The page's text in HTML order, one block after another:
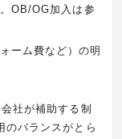
OB/OG加入は参
ーム費など）の明
社が補助する制
のバランスがとら